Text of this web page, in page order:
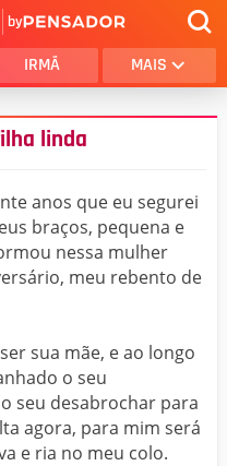
by
IRMÃ MAIS
linda
anos que eu segurei
braços, pequena e
nessa mulher
meu rebento de
sua mãe, e ao longo
o seu
seu desabrochar para
agora, para mim será
e ria no meu colo.